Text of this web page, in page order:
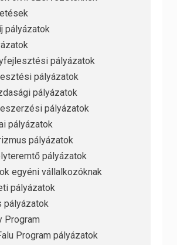
pályázatok
pályázatok
pályázatok
pályázatok
pályázatok
pályázatok
pályázatok
pályázatok
egyéni vállalkozóknak
pályázatok
pályázatok
Program
Program pályázatok